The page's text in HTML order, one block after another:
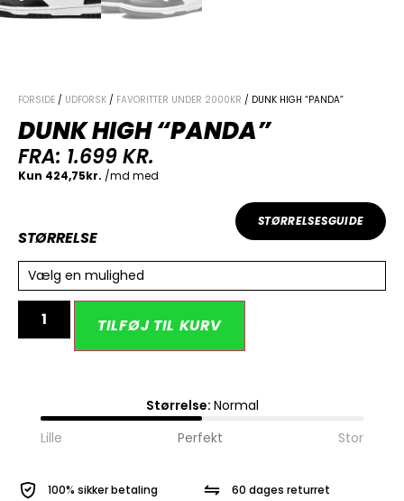
FORSIDE / UDFORSK / FAVORITTER UNDER 2000KR / DUNK HIGH “PANDA”
DUNK HIGH “PANDA”
FRA: 1.699KR.
STØRRELSESGUIDE
STØRRELSE
Vælg en mulighed
TILFØJ TIL KURV
Størrelse: Normal
Lille
Perfekt Stor
100% sikker betaling
60 dages returret